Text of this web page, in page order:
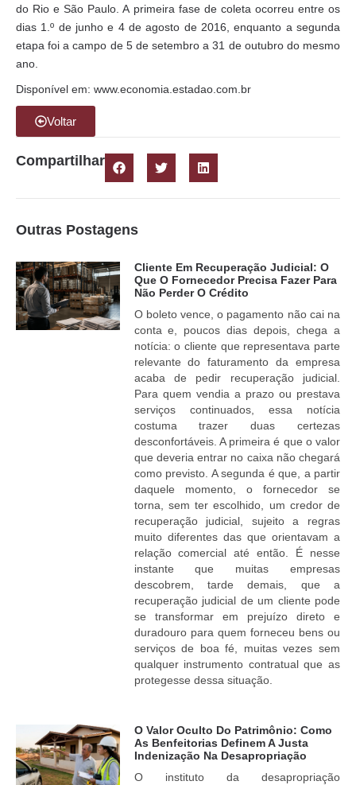
do Rio e São Paulo. A primeira fase de coleta ocorreu entre os
dias 1.º de junho e 4 de agosto de 2016, enquanto a segunda
etapa foi a campo de 5 de setembro a 31 de outubro do mesmo
ano.
Disponível em: www.economia.estadao.com.br
Voltar
Compartilhar
Outras Postagens
Cliente Em Recuperação Judicial: O
Que O Fornecedor Precisa Fazer Para
Não Perder O Crédito
O boleto vence, o pagamento não cai na
conta e, poucos dias depois, chega a
notícia: o cliente que representava parte
relevante do faturamento da empresa
acaba de pedir recuperação judicial.
Para quem vendia a prazo ou prestava
serviços continuados, essa notícia
costuma trazer duas certezas
desconfortáveis. A primeira é que o valor
que deveria entrar no caixa não chegará
como previsto. A segunda é que, a partir
daquele momento, o fornecedor se
torna, sem ter escolhido, um credor de
recuperação judicial, sujeito a regras
muito diferentes das que orientavam a
relação comercial até então. É nesse
instante que muitas empresas
descobrem, tarde demais, que a
recuperação judicial de um cliente pode
se transformar em prejuízo direto e
duradouro para quem forneceu bens ou
serviços de boa fé, muitas vezes sem
qualquer instrumento contratual que as
protegesse dessa situação.
O Valor Oculto Do Patrimônio: Como
As Benfeitorias Definem A Justa
Indenização Na Desapropriação
O instituto da desapropriação